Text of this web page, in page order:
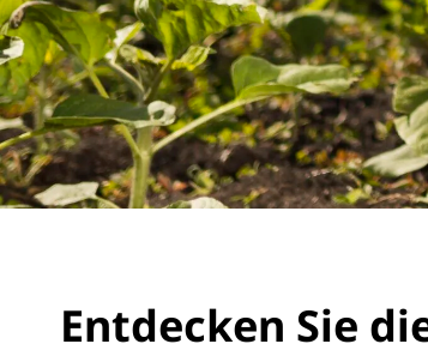
Entdecken Sie